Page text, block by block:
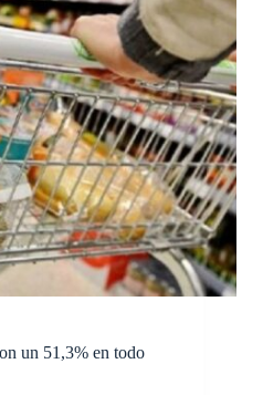
un 51,3% en todo